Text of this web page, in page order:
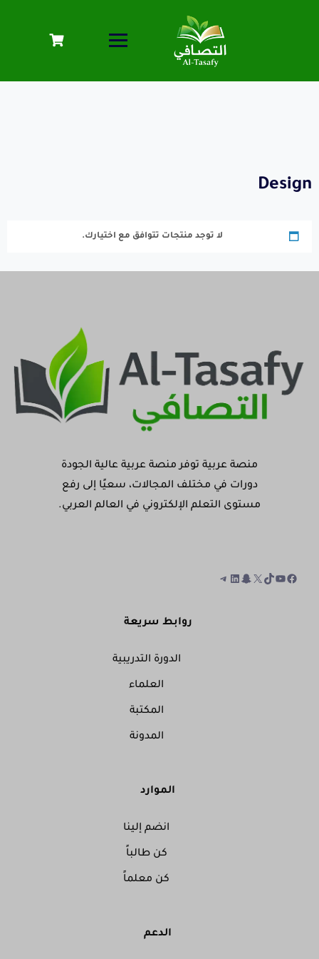
Design
لا توجد منتجات تتوافق مع اختيارك.
منصة عربية توفر منصة عربية عالية الجودة
دورات في مختلف المجالات، سعيًا إلى رفع
مستوى التعلم الإلكتروني في العالم العربي.
روابط سريعة
الدورة التدريبية
العلماء
المكتبة
المدونة
الموارد
انضم إلينا
كن طالباً
كن معلماً
الدعم